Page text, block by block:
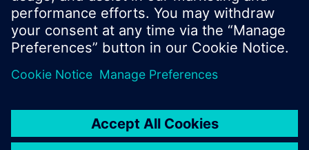
© Siemens Switzerland Ltd. 2018
Le portefeuille des produits peut varier en
Conditions d'utilisation